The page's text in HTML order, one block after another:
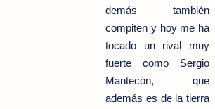
demás también
compiten y hoy me ha
tocado un rival muy
fuerte como Sergio
Mantecón, que
además es de la tierra